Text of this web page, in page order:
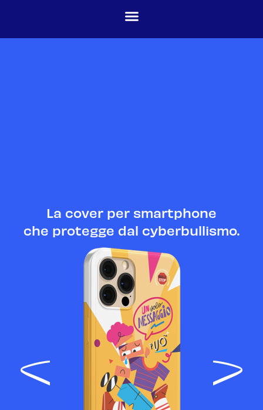
La cover per smartphone
che protegge dal cyberbullismo.